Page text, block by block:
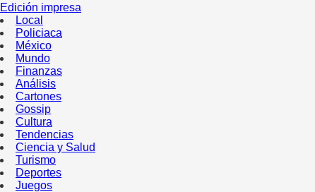
Edición impresa
Local
Policiaca
México
Mundo
Finanzas
Análisis
Cartones
Gossip
Cultura
Tendencias
Ciencia y Salud
Turismo
Deportes
Juegos